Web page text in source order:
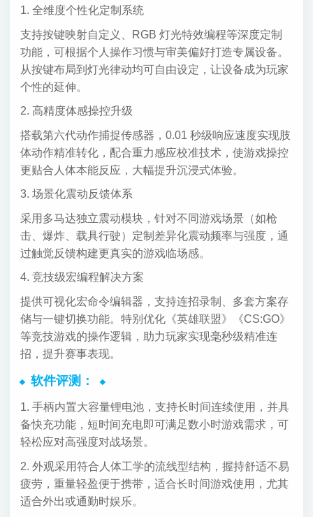
1. 全维度个性化定制系统
支持按键映射自定义、RGB 灯光特效编程等深度定制
功能，可根据个人操作习惯与审美偏好打造专属设备。
从按键布局到灯光律动均可自由设定，让设备成为玩家
个性的延伸。
2. 高精度体感操控升级
搭载第六代动作捕捉传感器，0.01 秒级响应速度实现肢
体动作精准转化，配合重力感应校准技术，使游戏操控
更贴合人体本能反应，大幅提升沉浸式体验。
3. 场景化震动反馈体系
采用多马达独立震动模块，针对不同游戏场景（如枪
击、爆炸、载具行驶）定制差异化震动频率与强度，通
过触觉反馈构建更真实的游戏临场感。
4. 竞技级宏编程解决方案
提供可视化宏命令编辑器，支持连招录制、多套方案存
储与一键切换功能。特别优化《英雄联盟》《CS:GO》
等竞技游戏的操作逻辑，助力玩家实现毫秒级精准连
招，提升赛事表现。
软件评测：
1. 手柄内置大容量锂电池，支持长时间连续使用，并具
备快充功能，短时间充电即可满足数小时游戏需求，可
轻松应对高强度对战场景。
2. 外观采用符合人体工学的流线型结构，握持舒适不易
疲劳，重量轻盈便于携带，适合长时间游戏使用，尤其
适合外出或通勤时娱乐。